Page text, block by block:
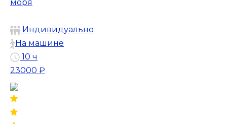
моря
Индивидуально
На машине
10 ч
23000 ₽